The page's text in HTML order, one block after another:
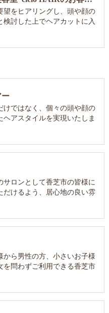
望をヒアリングし、頭や顔の
検討した上でヘアカットに入
ー
けではなく、個々の頭や顔の
ヘアスタイルを実現いたしま
サロンとして香芝市の皆様に
だけるよう、居心地の良い雰
から男性の方、小さいお子様
を問わずご利用できる香芝市